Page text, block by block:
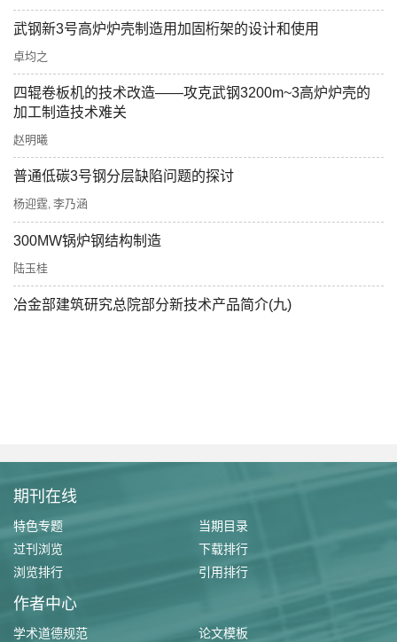
武钢新3号高炉炉壳制造用加固桁架的设计和使用
卓均之
四辊卷板机的技术改造——攻克武钢3200m~3高炉炉壳的
加工制造技术难关
赵明曦
普通低碳3号钢分层缺陷问题的探讨
杨迎霆 李乃涵
300MW锅炉钢结构制造
陆玉桂
冶金部建筑研究总院部分新技术产品简介(九)
期刊在线
特色专题
当期目录
过刊浏览
下载排行
浏览排行
引用排行
作者中心
学术道德规范 论文模板